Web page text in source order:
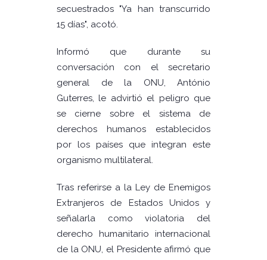
secuestrados "Ya han transcurrido
15 días", acotó.
Informó que durante su
conversación con el secretario
general de la ONU, António
Guterres, le advirtió el peligro que
se cierne sobre el sistema de
derechos humanos establecidos
por los países que integran este
organismo multilateral.
Tras referirse a la Ley de Enemigos
Extranjeros de Estados Unidos y
señalarla como violatoria del
derecho humanitario internacional
de la ONU, el Presidente afirmó que